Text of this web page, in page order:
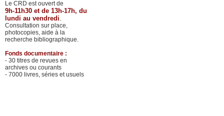
Le CRD est ouvert de
9h-11h30 et de 13h-17h, du
lundi au vendredi.
Consultation sur place,
photocopies, aide à la
recherche bibliographique.
Fonds documentaire :
- 30 titres de revues en
archives ou courants
- 7000 livres, séries et usuels